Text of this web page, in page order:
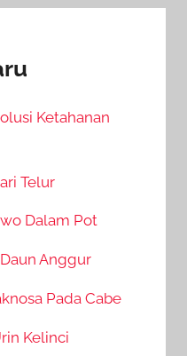
Ketahanan
Telur
Dalam Pot
Anggur
Pada Cabe
Kelinci